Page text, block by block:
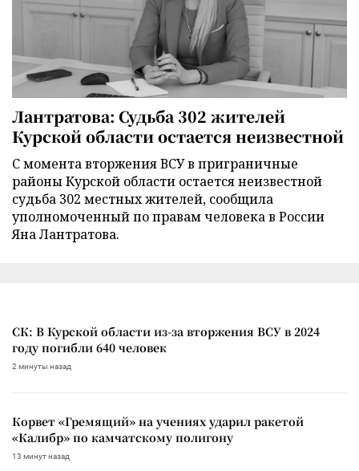
Лантратова: Судьба 302 жителей
Курской области остается неизвестной
С момента вторжения ВСУ в приграничные
районы Курской области остается неизвестной
судьба 302 местных жителей, сообщила
уполномоченный по правам человека в России
Яна Лантратова.
СК: В Курской области из-за вторжения ВСУ в 2024
году погибли 640 человек
2 минуты назад
Корвет «Гремящий» на учениях ударил ракетой
«Калибр» по камчатскому полигону
13 минут назад